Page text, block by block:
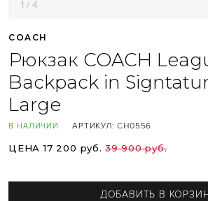
1 / 4
COACH
Рюкзак COACH
Backpack in
Large
В НАЛИЧИИ АРТИКУЛ:CH0556
ЦЕНА 17 200 руб. 39 900 руб.
ДОБАВИТЬ В